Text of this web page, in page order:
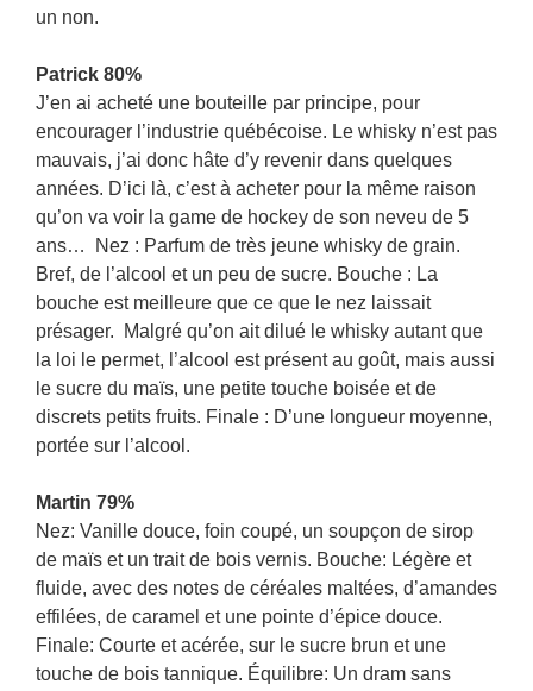
un non.
Patrick 80%
J’en ai acheté une bouteille par principe, pour
encourager l’industrie québécoise. Le whisky n’est pas
mauvais, j’ai donc hâte d’y revenir dans quelques
années. D’ici là, c’est à acheter pour la même raison
qu’on va voir la game de hockey de son neveu de 5
ans… Nez : Parfum de très jeune whisky de grain.
Bref, de l’alcool et un peu de sucre. Bouche : La
bouche est meilleure que ce que le nez laissait
présager. Malgré qu’on ait dilué le whisky autant que
la loi le permet, l’alcool est présent au goût, mais aussi
le sucre du maïs, une petite touche boisée et de
discrets petits fruits. Finale : D’une longueur moyenne,
portée sur l’alcool.
Martin 79%
Nez: Vanille douce, foin coupé, un soupçon de sirop
de maïs et un trait de bois vernis. Bouche: Légère et
fluide, avec des notes de céréales maltées, d’amandes
effilées, de caramel et une pointe d’épice douce.
Finale: Courte et acérée, sur le sucre brun et une
touche de bois tannique. Équilibre: Un dram sans